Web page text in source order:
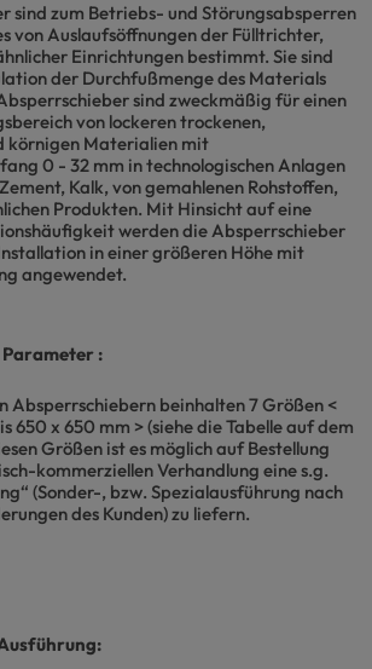
sind zum Betriebs- und Störungsabsperren
von Auslaufsöffnungen der Fülltrichter,
Einrichtungen bestimmt. Sie sind
der Durchfußmenge des Materials
sind zweckmäßig für einen
von lockeren trockenen,
körnigen Materialien mit
0 - 32 mm in technologischen Anlagen
Kalk, von gemahlenen Rohstoffen,
Produkten. Mit Hinsicht auf eine
werden die Absperrschieber
in einer größeren Höhe mit
angewendet.
:
Absperrschiebern beinhalten 7 Größen <
650 x 650 mm > (siehe die Tabelle auf dem
Größen ist es möglich auf Bestellung
kommerziellen Verhandlung eine s.g.
(Sonder-, bzw. Spezialausführung nach
des Kunden) zu liefern.